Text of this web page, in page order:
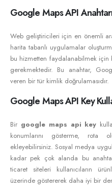
Google Maps API
Web geliştiricileri için en önemli
harita tabanlı uygulamalar
bu hizmetten faydalanabilmek için
gerekmektedir. Bu anahtar,
veren bir tür kimlik doğrulamasıdır.
Google Maps API Key
Bir google maps api key
konumlarını gösterme, rota
ekleyebilirsiniz. Sosyal medya
kadar pek çok alanda bu
ticaret siteleri kullanıcıların
üzerinde göstererek daha iyi bir